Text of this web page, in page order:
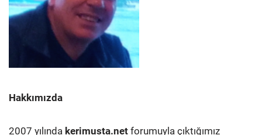
Hakkımızda
2007 yılında kerimusta.net forumuyla çıktığımız